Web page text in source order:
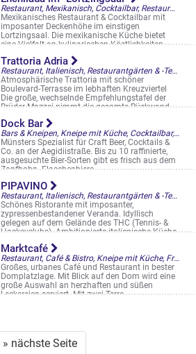
Restaurant, Mexikanisch, Cocktailbar, Restaurantgärten & -Terrassen
Mexikanisches Restaurant & Cocktailbar mit
imposanter Deckenhöhe im einstigen
Lortzingsaal. Die mexikanische Küche bietet
eine Vielfalt an kulinarischen Köstlichkeiten ...
Arztkarrengasse 12
Trattoria Adria
Restaurant, Italienisch, Restaurantgärten & -Terrassen
Atmosphärische Trattoria mit schöner
Boulevard-Terrasse im lebhaften Kreuzviertel
Die große, wechselnde Empfehlungstafel der
Brüder Mazzei nimmt die gesamte Rückwand ...
Kanalstr. 23
Dock Bar
Bars & Kneipen, Kneipe mit Küche, Cocktailbar, , , Straßencafés & Boulevardterrassen
Münsters Spezialist für Craft Beer, Cocktails &
Co. an der Aegidiistraße. Bis zu 10 raffinierte,
ausgesuchte Bier-Sorten gibt es frisch aus dem
Zapfhahn. Flaschenbiere ...
Aegidiistr 35
PIPAVINO
Restaurant, Italienisch, Restaurantgärten & -Terrassen
Schönes Ristorante mit imposanter,
zypressenbestandener Veranda. Idyllisch
gelegen auf dem Gelände des THC (Tennis- &
Hockeyclubs). Ambitionierte italienische Küche,
Dingbängerweg 349
Marktcafé
Restaurant, Café & Bistro, Kneipe mit Küche, Frühstück/Brunch am WE, Straßencafés & Boulevardterrassen
Großes, urbanes Café und Restaurant in bester
Domplatzlage. Mit Blick auf den Dom wird eine
große Auswahl an herzhaften und süßen
Leckereien serviert. Mit zwei Terra ...
» nächste Seite